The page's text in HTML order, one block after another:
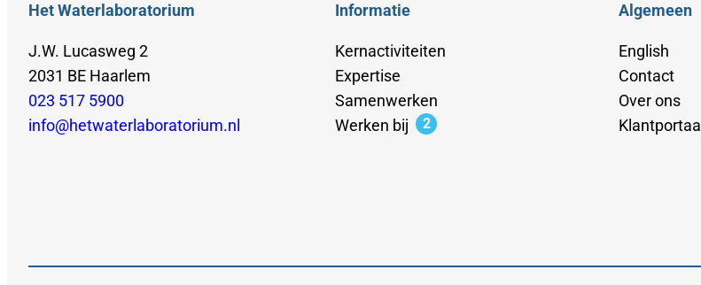
Het Waterlaboratorium
J.W. Lucasweg 2
2031 BE Haarlem
023 517 5900
info@hetwaterlaboratorium.nl
Informatie
Kernactiviteiten
Expertise
Samenwerken
Werken bij
2
Algemeen
English
Contact
Over ons
Klantportaal